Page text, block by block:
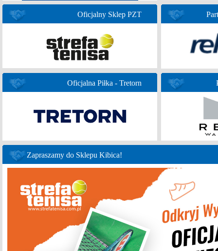
Oficjalny Sklep PZT
Oficjalna Piłka - Tretorn
Zapraszamy do Sklepu Kibica!